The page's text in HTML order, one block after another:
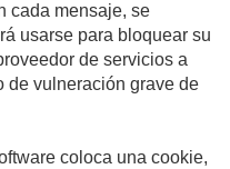
cada mensaje, se
usarse para bloquear su
de servicios a
de vulneración grave de
coloca una cookie,